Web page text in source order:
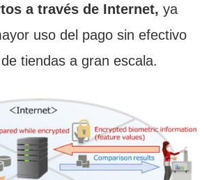
a través de Internet, ya
uso del pago sin efectivo
tiendas a gran escala.